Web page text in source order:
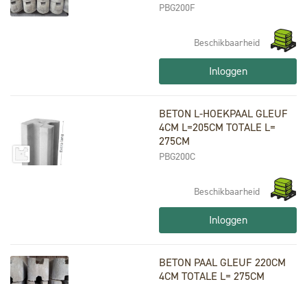
PBG200F
Beschikbaarheid
Inloggen
BETON L-HOEKPAAL GLEUF
4CM L=205CM TOTALE L=
275CM
PBG200C
Beschikbaarheid
Inloggen
BETON PAAL GLEUF 220CM
4CM TOTALE L= 275CM